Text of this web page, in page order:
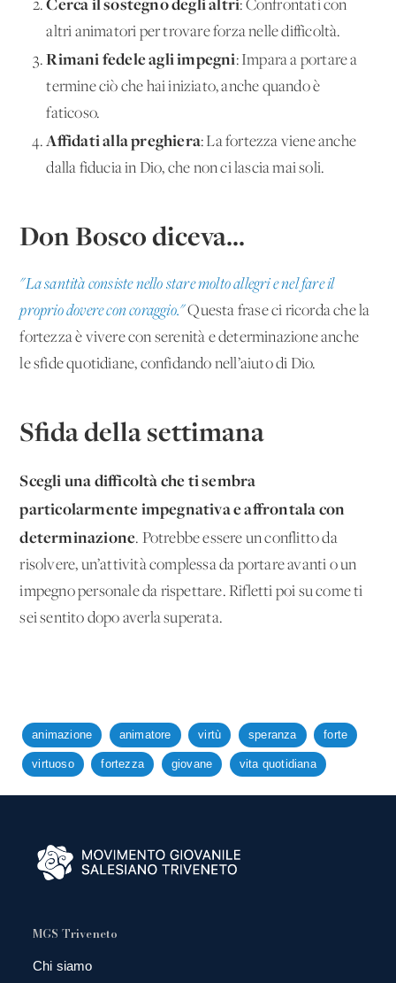
: Confrontati con
altri animatori per trovare forza nelle difficoltà.
Rimani fedele agli impegni: Impara a portare a
termine ciò che hai iniziato, anche quando è
faticoso.
Affidati alla preghiera: La fortezza viene anche
dalla fiducia in Dio, che non ci lascia mai soli.
Don Bosco diceva...
"La santità consiste nello stare molto allegri e nel fare il
proprio dovere con coraggio."Questa frase ci ricorda che la
fortezza è vivere con serenità e determinazione anche
le sfide quotidiane, confidando nell’aiuto di Dio.
Sfida della settimana
Scegli una difficoltà che ti sembra
particolarmente impegnativa e affrontala con
determinazione. Potrebbe essere un conflitto da
risolvere, un’attività complessa da portare avanti o un
impegno personale da rispettare. Rifletti poi su come ti
sei sentito dopo averla superata.
animazione animatore virtù speranza forte
virtuoso fortezza giovane vita quotidiana
MGS Triveneto
Chi siamo